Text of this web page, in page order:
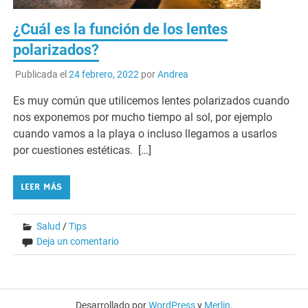
¿Cuál es la función de los lentes
polarizados?
Publicada el 24 febrero, 2022 porAndrea
Es muy común que utilicemos lentes polarizados cuando
nos exponemos por mucho tiempo al sol, por ejemplo
cuando vamos a la playa o incluso llegamos a usarlos
por cuestiones estéticas. […]
LEER MÁS
Salud /Tips
Deja un comentario
Desarrollado porWordPressy Merlin.